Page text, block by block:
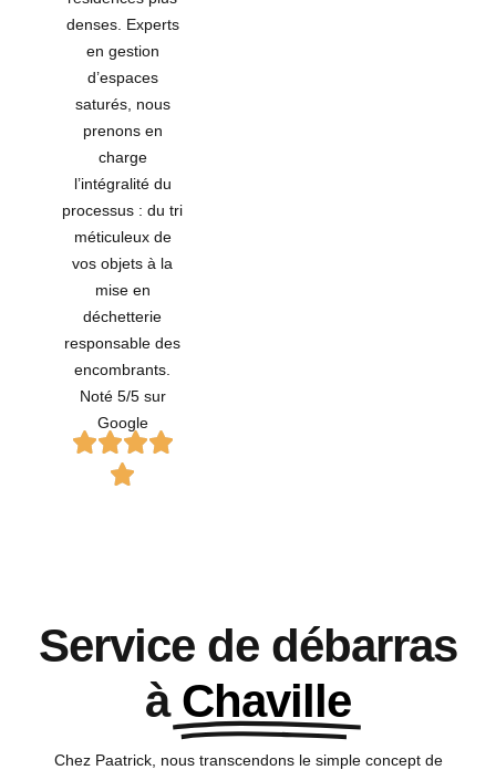
denses. Experts
en gestion
d’espaces
saturés, nous
prenons en
charge
l’intégralité du
processus : du tri
méticuleux de
vos objets à la
mise en
déchetterie
responsable des
encombrants.
Noté 5/5 sur
Google
Service de débarras
à Chaville
Chez Paatrick, nous transcendons le simple concept de